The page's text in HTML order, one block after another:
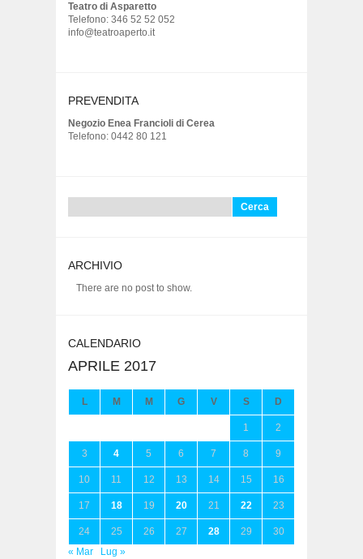
Teatro di Asparetto
Telefono: 346 52 52 052
info@teatroaperto.it
PREVENDITA
Negozio Enea Francioli di Cerea
Telefono: 0442 80 121
per:
ARCHIVIO
There are no post to show.
CALENDARIO
APRILE 2017
L M M G V S D
1 2
3 4 5 6 7 8 9
10 11 12 13 14 15 16
17 18 19 20 21 22 23
24 25 26 27 28 29
30
« Mar
Lug »